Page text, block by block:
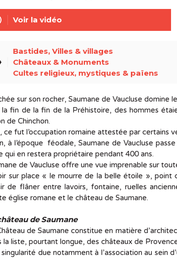
Voir la vidéo
Bastides, Villes & villages
Châteaux & Monuments
Cultes religieux, mystiques & païens
sur son rocher, Saumane de Vaucluse domine
la fin de la fin de la Préhistoire, des hommes
de Chinchon.
ce fut l’occupation romaine attestée par certains
à l’époque féodale, Saumane de Vaucluse
qui en restera propriétaire pendant 400 ans.
de Vaucluse offre une vue imprenable sur
sur place « le mourre de la belle étoile »,
de flâner entre lavoirs, fontaine, ruelles
église romane et le château de Saumane.
de Saumane
de Saumane constitue en matière
la liste, pourtant longue, des châteaux de
singularité due notamment à l’association au sein